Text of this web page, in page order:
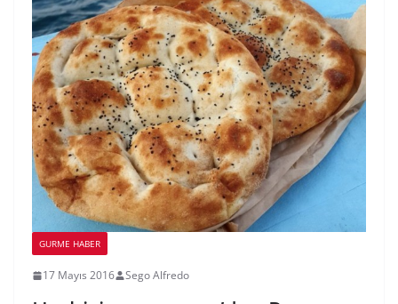
GURME HABER
17 Mayıs 2016 Sego Alfredo